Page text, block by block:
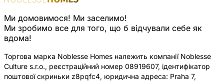
Ми домовимося! Ми заселимо!
Ми зробимо все для того, що б відчували себе як
вдома!
Торгова марка Noblesse Homes належить компанії Noblesse
Culture s.r.o., реєстраційний номер 08919607, ідентифікатор
поштової скриньки z8pqfc4, юридична адреса: Praha 7,